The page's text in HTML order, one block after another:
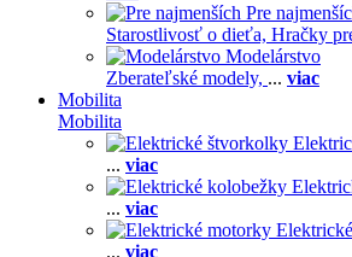
Pre
Starostlivosť o dieťa, Hračky
Modelárstvo
Zberateľské modely, ... viac
Mobilita
Mobilita
... viac
... viac
... viac